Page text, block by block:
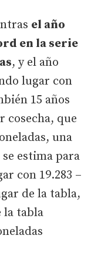
el año
en la serie
, y el año
lugar con
15 años
cosecha, que
una
estima para
con 19.283 –
de la tabla,
la tabla